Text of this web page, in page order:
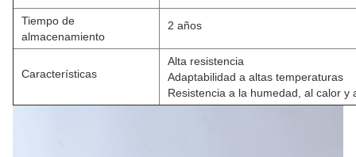
Tiempo de
almacenamiento
2 años
Características
Alta resistencia
Adaptabilidad a altas temperaturas
Resistencia a la humedad, al calor y